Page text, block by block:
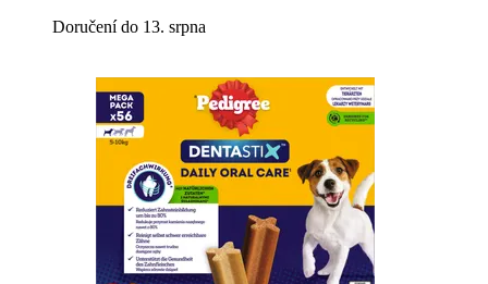
Doručení do 13. srpna